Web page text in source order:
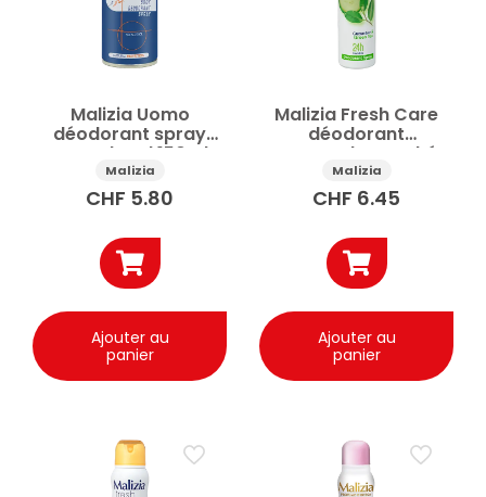
Malizia Uomo
déodorant spray
sans alcool 150ml
Malizia
CHF 5.80
Ajouter au
panier
Malizia Fresh Care
déodorant
concombre et thé
vert 150ml
Malizia
CHF 6.45
Ajouter au
panier